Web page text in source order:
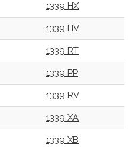
1339 HX
1339 HV
1339 RT
1339 PP
1339 RV
1339 XA
1339 XB